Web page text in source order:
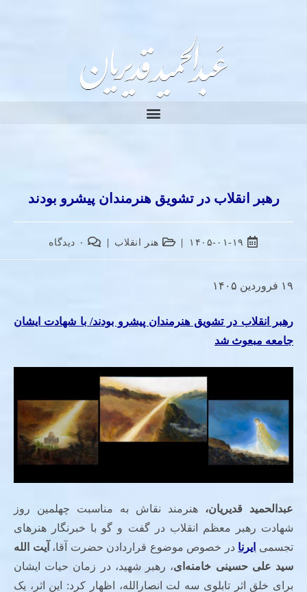
رهبر انقلاب در تشویق هنرمندان پیشرو بودند
۱۴۰۵-۰۱-۱۹ هنر انقلاب ۰ دیدگاه
۱۹ فروردین ۱۴۰۵
رهبر انقلاب در تشویق هنرمندان پیشرو بودند/ با شهادت ایشان
جامعه مبعوث شد
عبدالحمید قدیریان، هنرمند نقاش به مناسبت چهلمین روز
شهادت رهبر معظم انقلاب در گفت و گو با خبرنگار هنرهای
تجسمی ایرنا در خصوص موضوع قراردادن حضرت آقا، آیت الله
سید علی حسینی خامنه‌ای، رهبر شهید، در زمان حیات ایشان
برای خلق اثر تابلوی سه لت انصارالله، اظهار کرد: این اثر، یک